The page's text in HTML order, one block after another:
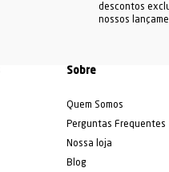
descontos
nossos
Sobre
Quem Somos
Perguntas Frequentes
Nossa loja
Blog